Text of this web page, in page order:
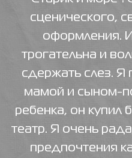
сценического,
оформления.
трогательна и
сдержать слез. Я
мамой и сыном-
ребенка, он купил
театр. Я очень
предпочтения